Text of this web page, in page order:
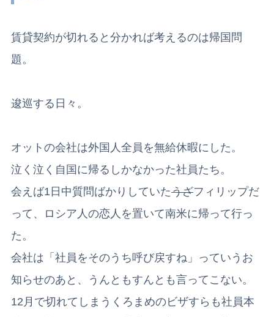
賃貸契約が切れると分かれば考えるのは帰国問
題。
逡巡する日々。
オットの会社は外国人全員を無給休暇にした。
泣く泣く自国に帰るしかなかった社員たち。
会えば1日中質問ばかりしていたうざフィリップだ
って、ロシア人の恋人を置いて南米に帰って行っ
た。
会社は「社員をそのうち呼び戻すね」っていうお
知らせのあと、うんともすんとも言ってこない。
12月で切れてしまうくろまめのビザすらも社員本